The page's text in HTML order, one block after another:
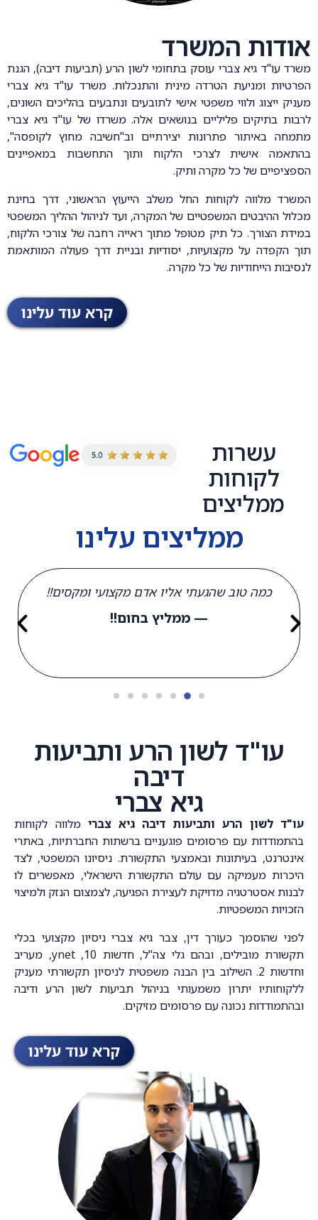
אודות המשרד
משרד עו"ד גיא צברי עוסק בתחומי לשון הרע (תביעות דיבה), הגנת
הפרטיות ומניעת הטרדה מינית והתנכלות. משרד עו"ד גיא צברי
מעניק ייצוג ולווי משפטי אישי לתובעים ונתבעים בהליכים השונים,
לרבות בתיקים פליליים בנושאים אלה. משרדו של עו"ד גיא צברי
מתמחה באיתור פתרונות יצירתיים וב"חשיבה מחוץ לקופסה",
בהתאמה אישית לצרכי הלקוח ותוך התחשבות במאפיינים
הספציפיים של כל מקרה ותיק.
המשרד מלווה לקוחות החל משלב הייעוץ הראשוני, דרך בחינת
מכלול ההיבטים המשפטיים של המקרה, ועד לניהול ההליך המשפטי
במידת הצורך. כל תיק מטופל מתוך ראייה רחבה של צורכי הלקוח,
תוך הקפדה על מקצועיות, יסודיות ובניית דרך פעולה המותאמת
לנסיבות הייחודיות של כל מקרה.
קרא עוד עלינו
עשרות
לקוחות
ממליצים
ממליצים עלינו
כמה טוב שהגעתי אליו אדם מקצועי ומקסים!!
— ממליץ בחום!!
עו"ד לשון הרע ותביעות
דיבה
גיא צברי
עו"ד לשון הרע ותביעות דיבה גיא צברי מלווה לקוחות
בהתמודדות עם פרסומים פוגעניים ברשתות החברתיות, באתרי
אינטרנט, בעיתונות ובאמצעי התקשורת. ניסיונו המשפטי, לצד
היכרות מעמיקה עם עולם התקשורת הישראלי, מאפשרים לו
לבנות אסטרטגיה מדויקת לעצירת הפגיעה, לצמצום הנזק ולמיצוי
הזכויות המשפטיות.
לפני שהוסמך כעורך דין, צבר גיא צברי ניסיון מקצועי בכלי
תקשורת מובילים, ובהם גלי צה"ל, חדשות 10, ynet, מעריב
וחדשות 2. השילוב בין הבנה משפטית לניסיון תקשורתי מעניק
ללקוחותיו יתרון משמעותי בניהול תביעות לשון הרע ודיבה
ובהתמודדות נכונה עם פרסומים מזיקים.
קרא עוד עלינו